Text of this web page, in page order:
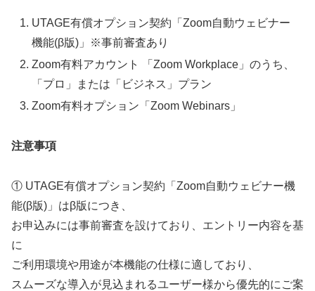
UTAGE有償オプション契約「Zoom自動ウェビナー
機能(β版)」※事前審査あり
Zoom有料アカウント 「Zoom Workplace」のうち、
「プロ」または「ビジネス」プラン
Zoom有料オプション「Zoom Webinars」
注意事項
① UTAGE有償オプション契約「Zoom自動ウェビナー機
能(β版)」はβ版につき、
お申込みには事前審査を設けており、エントリー内容を基
に
ご利用環境や用途が本機能の仕様に適しており、
スムーズな導入が見込まれるユーザー様から優先的にご案